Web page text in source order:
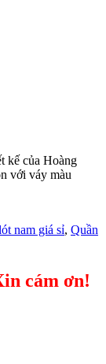
kế của Hoàng
với váy màu
nam giá sỉ, Quần
cám ơn!